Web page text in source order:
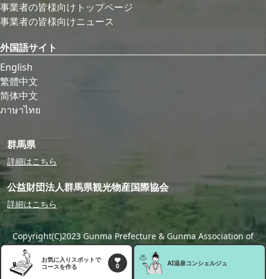
お気に入りスポットで
コースを作る
0 AI温泉コンシェルジュ
事業者の皆様向けトップページ
事業者の皆様向けニュース
外国語サイト
English
繁體中文
简体中文
ภาษาไทย
群馬県
詳細はこちら
公益財団法人群馬県観光物産国際協会
詳細はこちら
Copyright(C)2023 Gunma Prefecture & Gunma Association of
Tourism,Local Products & International Exchange